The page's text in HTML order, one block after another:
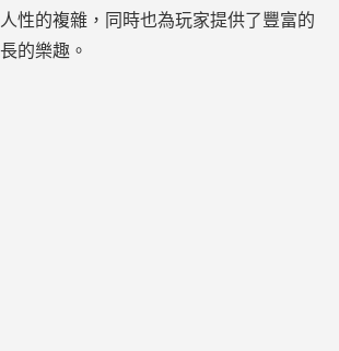
性的複雜，同時也為玩家提供了豐富的
的樂趣。